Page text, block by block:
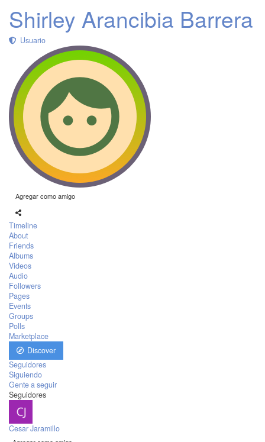
Shirley Arancibia Barrera
Usuario
Agregar como amigo
Timeline
About
Friends
Albums
Videos
Audio
Followers
Pages
Events
Groups
Polls
Marketplace
Discover
Seguidores
Siguiendo
Gente a seguir
Seguidores
Cesar Jaramillo